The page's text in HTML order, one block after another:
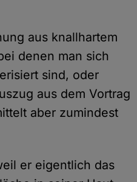
aus knallhartem
denen man sich
sind, oder
aus dem Vortrag
aber zumindest
er eigentlich das